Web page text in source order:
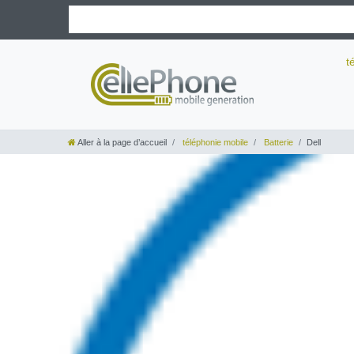
Aller à la page d’accueil téléphonie mobile Batterie Dell